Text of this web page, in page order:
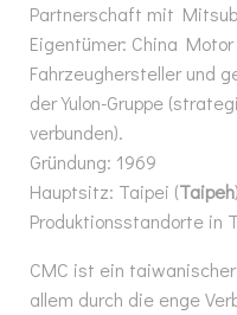
Partnerschaft mit
Eigentümer: China
Fahrzeughersteller und
der Yulon-Gruppe
verbunden).
Gründung: 1969
Hauptsitz: Taipei (Taipeh
Produktionsstandorte in
CMC ist ein
allem durch die enge